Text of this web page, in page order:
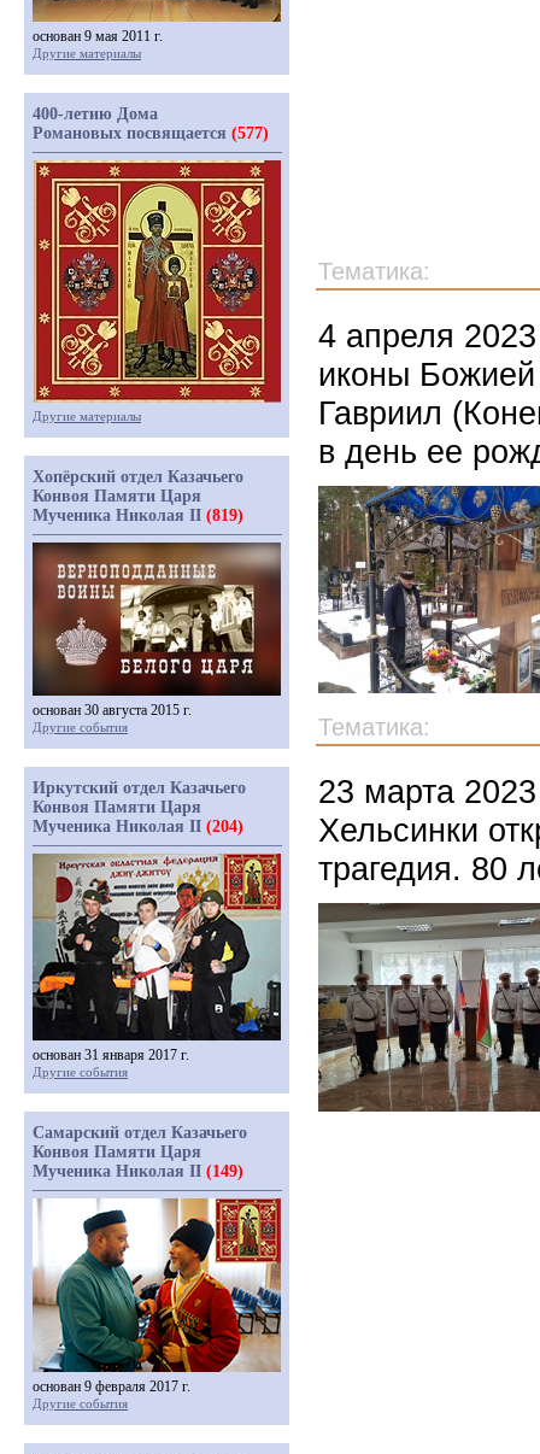
Тематика:
4 апреля
иконы
Гавриил
в день ее
Тематика:
23 марта
Хельсинки
трагедия. 80
основан 9 мая 2011 г.
Другие материалы
400-летию Дома
Романовых посвящается (577)
Другие материалы
Хопёрский отдел Казачьего
Конвоя Памяти Царя
Мученика Николая II (819)
основан 30 августа 2015 г.
Другие события
Иркутский отдел Казачьего
Конвоя Памяти Царя
Мученика Николая II (204)
основан 31 января 2017 г.
Другие события
Самарский отдел Казачьего
Конвоя Памяти Царя
Мученика Николая II (149)
основан 9 февраля 2017 г.
Другие события